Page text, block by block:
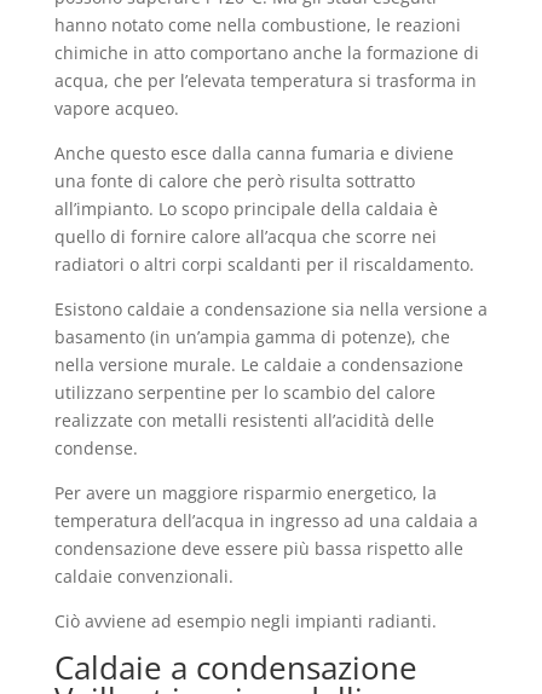
hanno notato come nella combustione, le reazioni
chimiche in atto comportano anche la formazione di
acqua, che per l’elevata temperatura si trasforma in
vapore acqueo.
Anche questo esce dalla canna fumaria e diviene
una fonte di calore che però risulta sottratto
all’impianto. Lo scopo principale della caldaia è
quello di fornire calore all’acqua che scorre nei
radiatori o altri corpi scaldanti per il riscaldamento.
Esistono caldaie a condensazione sia nella versione a
basamento (in un’ampia gamma di potenze), che
nella versione murale. Le caldaie a condensazione
utilizzano serpentine per lo scambio del calore
realizzate con metalli resistenti all’acidità delle
condense.
Per avere un maggiore risparmio energetico, la
temperatura dell’acqua in ingresso ad una caldaia a
condensazione deve essere più bassa rispetto alle
caldaie convenzionali.
Ciò avviene ad esempio negli impianti radianti.
Caldaie a condensazione